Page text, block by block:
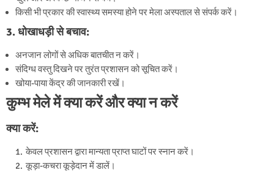
किसी भी प्रकार की स्वास्थ्य समस्या होने पर मेला अस्पताल से संपर्क करें।
3. धोखाधड़ी से बचाव:
अनजान लोगों से अधिक बातचीत न करें।
संदिग्ध वस्तु दिखने पर तुरंत प्रशासन को सूचित करें।
खोया-पाया केंद्र की जानकारी रखें।
कुम्भ मेले में क्या करें और क्या न करें
क्या करें:
केवल प्रशासन द्वारा मान्यता प्राप्त घाटों पर स्नान करें।
कूड़ा-कचरा कूड़ेदान में डालें।